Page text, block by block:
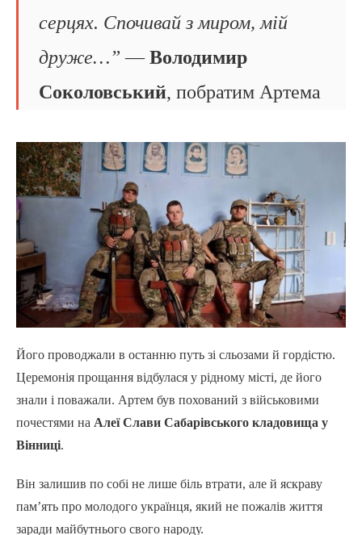
серцях. Спочивай з миром, мій
друже…” —Володимир
Соколовський, побратим Артема
Його проводжали в останню путь зі сльозами й гордістю.
Церемонія прощання відбулася у рідному місті, де його
знали і поважали. Артем був похований з військовими
почестями на Алеї Слави Сабарівського кладовища у
Вінниці.
Він залишив по собі не лише біль втрати, але й яскраву
пам’ять про молодого українця, який не пожалів життя
заради майбутнього свого народу.